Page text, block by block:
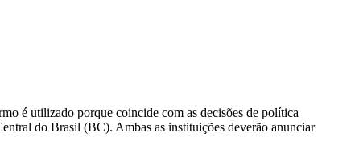
é utilizado porque coincide com as decisões de política
do Brasil (BC). Ambas as instituições deverão anunciar